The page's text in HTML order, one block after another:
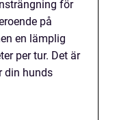
för
på
en lämplig
per tur. Det är
din hunds